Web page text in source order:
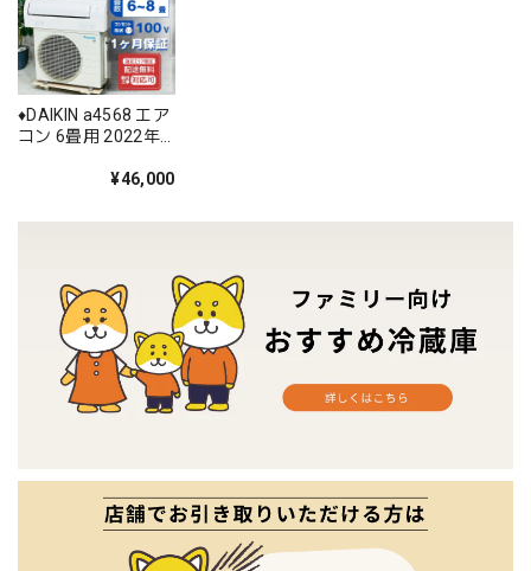
♦️DAIKIN a4568 エア
コン 6畳用 2022年
¥46,000